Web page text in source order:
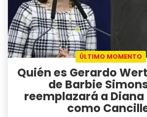
ÚLTIMO MOMENTO
Quién es Gerardo
de Barbie
reemplazará a
como